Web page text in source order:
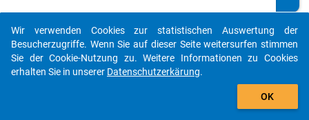
s
20
15
auto_stories
add_shopping_cart
Wir verwenden Cookies zur statistischen Auswertung der
Besucherzugriffe. Wenn Sie auf dieser Seite weitersurfen stimmen
Sie der Cookie-Nutzung zu. Weitere Informationen zu Cookies
erhalten Sie in unserer Datenschutzerkärung.
OK